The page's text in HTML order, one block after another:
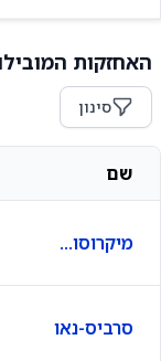
האחזקות
סינון
שם
מיקרוסופט
סרביס-נאו